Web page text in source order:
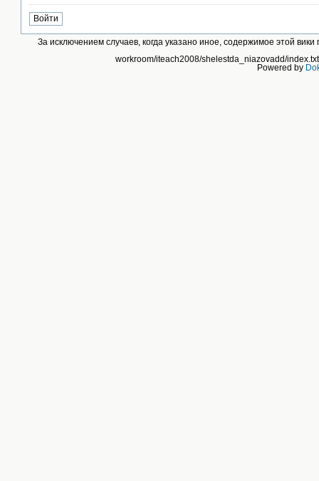
За исключением случаев, когда указано иное, содержимое этой
workroom/iteach2008/shelestda_niazovadd/index.txt
Powered by